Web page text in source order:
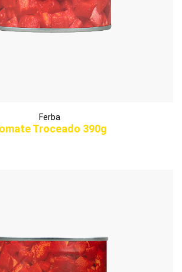
Ferba
Troceado 390g